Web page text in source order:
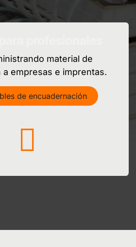
material de
empresas e imprentas.
de encuadernación